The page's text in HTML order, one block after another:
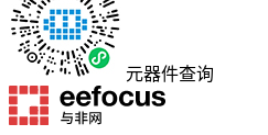
元器件查询